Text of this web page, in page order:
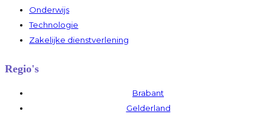
Onderwijs
Technologie
Zakelijke dienstverlening
Regio's
Brabant
Gelderland